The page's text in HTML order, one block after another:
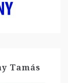
Tamás